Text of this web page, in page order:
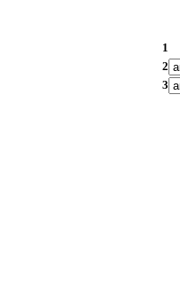
1
2
3